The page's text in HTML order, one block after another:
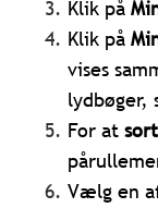
Klik på
Klik på
vises
For at
på
Vælg en